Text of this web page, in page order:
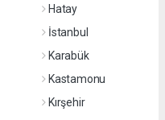
Hatay
İstanbul
Karabük
Kastamonu
Kırşehir